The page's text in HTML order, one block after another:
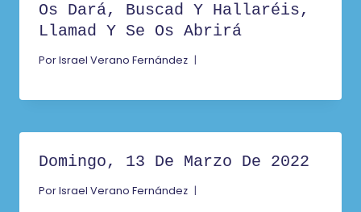
Os Dará, Buscad Y Hallaréis,
Llamad Y Se Os Abrirá
PorIsrael Verano Fernández
Domingo, 13 De Marzo De 2022
PorIsrael Verano Fernández